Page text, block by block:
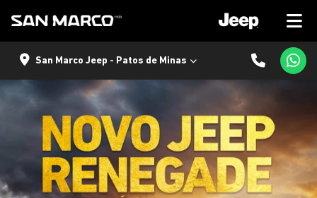
San Marco Jeep - Patos de Minas